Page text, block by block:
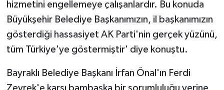
hizmetini engellemeye çalışanlardır. Bu konuda
Büyükşehir Belediye Başkanımızın, il başkanımızın
gösterdiği hassasiyet AK Parti'nin gerçek yüzünü,
tüm Türkiye'ye göstermiştir' diye konuştu.
Bayraklı Belediye Başkanı İrfan Önal'ın Ferdi
Zeyrek'e karşı bambaşka bir sorumluluğu yerine